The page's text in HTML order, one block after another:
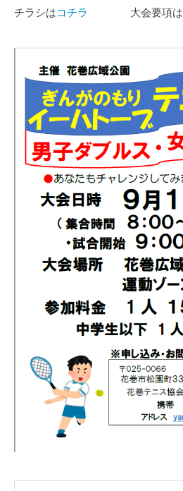
チラシはコチラ 大会要項は